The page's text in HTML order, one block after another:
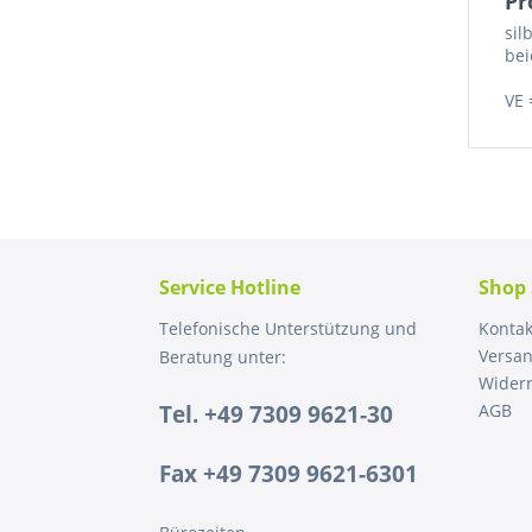
VE
Service Hotline
Telefonische Unterstützung und
Beratung unter:
Tel. +49 7309 9621-30
Fax +49 7309 9621-6301
Shop
AGB